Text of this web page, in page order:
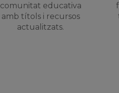
comunitat educativa
amb títols i recursos
actualitzats.